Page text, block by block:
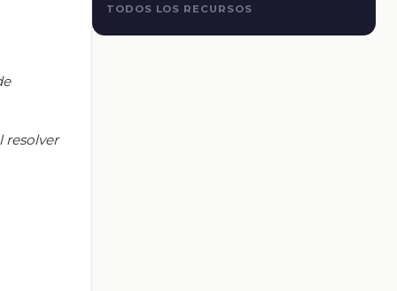
resolver
TODOS LOS RECURSOS